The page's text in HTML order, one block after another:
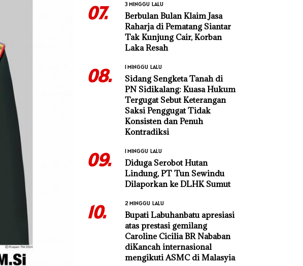
07. 3 MINGGU LALU
Berbulan Bulan Klaim Jasa
Raharja di Pematang Siantar
Tak Kunjung Cair, Korban
Laka Resah
08. 1 MINGGU LALU
Sidang Sengketa Tanah di
PN Sidikalang: Kuasa Hukum
Tergugat Sebut Keterangan
Saksi Penggugat Tidak
Konsisten dan Penuh
Kontradiksi
09. 1 MINGGU LALU
Diduga Serobot Hutan
Lindung, PT Tun Sewindu
Dilaporkan ke DLHK Sumut
10. 2 MINGGU LALU
Bupati Labuhanbatu apresiasi
atas prestasi gemilang
Caroline Cicilia BR Nababan
diKancah internasional
mengikuti ASMC di Malasyia